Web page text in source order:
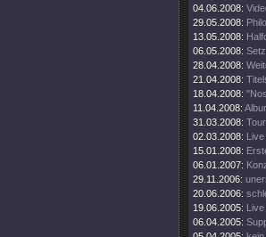
04.06.2008:
29.05.2008:
13.05.2008:
06.05.2008:
28.04.2008:
21.04.2008:
18.04.2008:
11.04.2008:
31.03.2008:
02.03.2008:
15.01.2008:
06.01.2007:
29.11.2006:
20.06.2006:
19.06.2005:
06.04.2005: